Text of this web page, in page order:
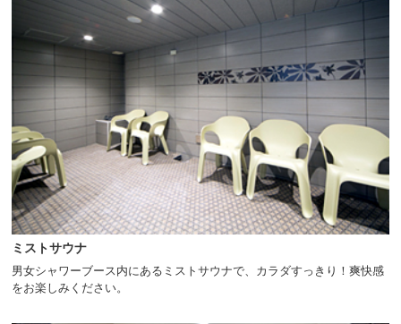
ミストサウナ
男女シャワーブース内にあるミストサウナで、カラダすっきり！爽快感
をお楽しみください。